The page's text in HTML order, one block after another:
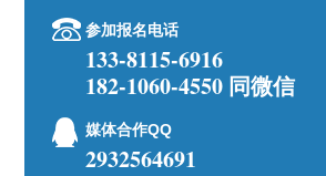
参加报名电话
133-8115-6916
182-1060-4550 同微信
媒体合作QQ
2932564691